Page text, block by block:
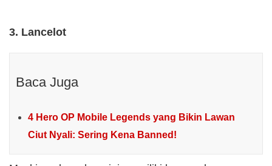
3. Lancelot
Baca Juga
4 Hero OP Mobile Legends yang Bikin Lawan
Ciut Nyali: Sering Kena Banned!